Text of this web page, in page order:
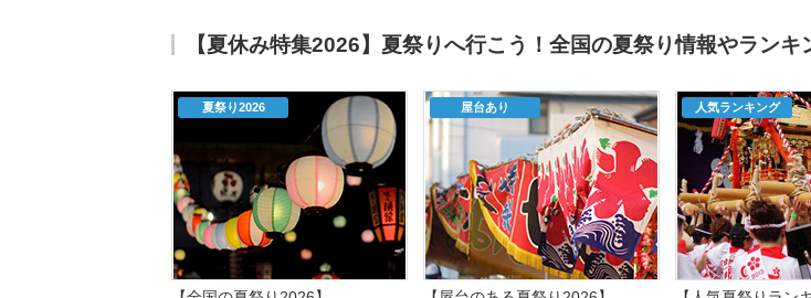
【夏休み特集2026】夏祭りへ行こう！全国の夏祭り情報やランキ
夏祭り2026 屋台あり 人気ランキング